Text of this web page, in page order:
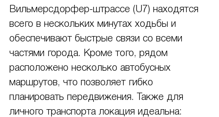
Вильмерсдорфер-штрассе (U7) находятся
всего в нескольких минутах ходьбы и
обеспечивают быстрые связи со всеми
частями города. Кроме того, рядом
расположено несколько автобусных
маршрутов, что позволяет гибко
планировать передвижения. Также для
личного транспорта локация идеальна: